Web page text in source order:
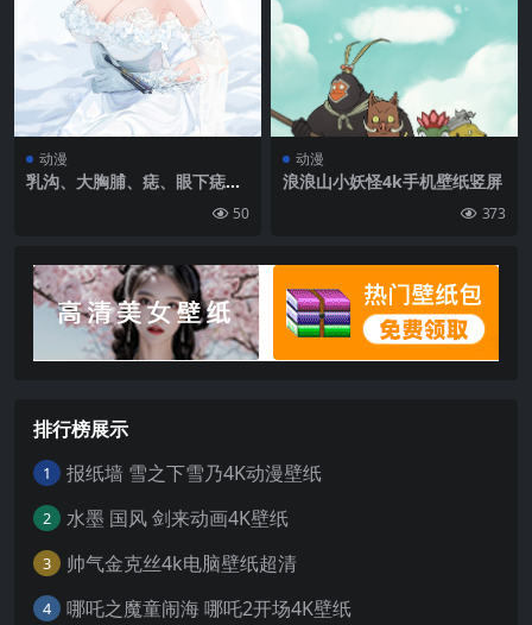
动漫
乳沟、大胸脯、痣、眼下痣、
像展示、连衣裙、珍珠项链、50
动漫
浪浪山小妖怪4k手机壁纸竖屏
373
排行榜展示
1 报纸墙 雪之下雪乃4K动漫壁纸
2 水墨 国风 剑来动画4K壁纸
3 帅气金克丝4k电脑壁纸超清
4 哪吒之魔童闹海 哪吒2开场4K壁纸